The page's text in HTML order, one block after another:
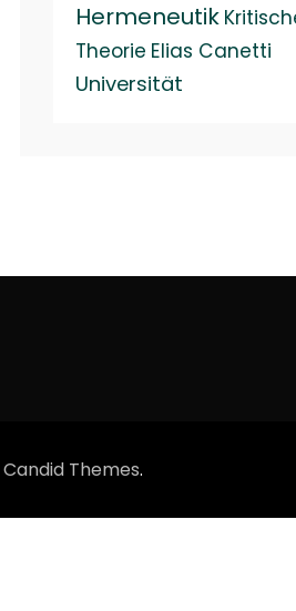
Hermeneutik
Theorie Elias Canetti
Universität
Candid Themes.